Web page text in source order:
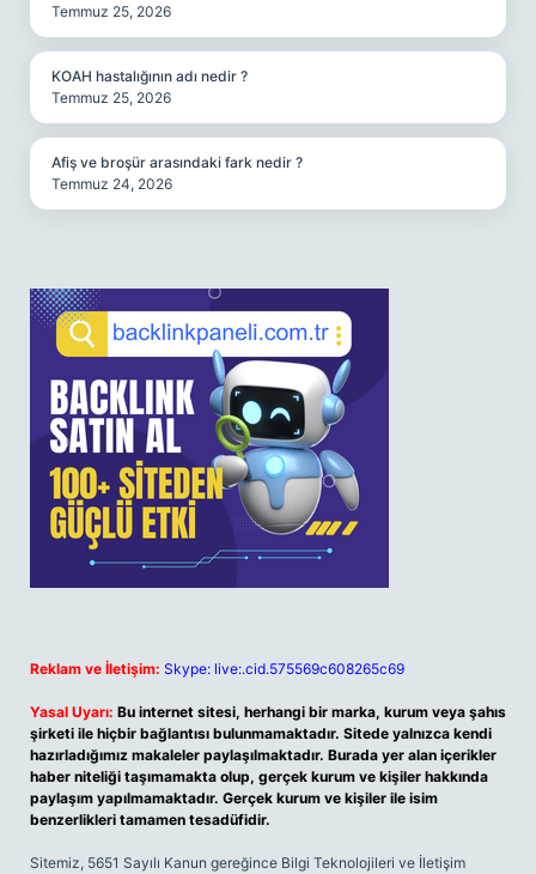
Temmuz 25, 2026
KOAH hastalığının adı nedir ?
Temmuz 25, 2026
Afiş ve broşür arasındaki fark nedir ?
Temmuz 24, 2026
Reklam ve İletişim: Skype: live:.cid.575569c608265c69
Yasal Uyarı: Bu internet sitesi, herhangi bir marka, kurum veya şahıs
şirketi ile hiçbir bağlantısı bulunmamaktadır. Sitede yalnızca kendi
hazırladığımız makaleler paylaşılmaktadır. Burada yer alan içerikler
haber niteliği taşımamakta olup, gerçek kurum ve kişiler hakkında
paylaşım yapılmamaktadır. Gerçek kurum ve kişiler ile isim
benzerlikleri tamamen tesadüfidir.
Sitemiz, 5651 Sayılı Kanun gereğince Bilgi Teknolojileri ve İletişim